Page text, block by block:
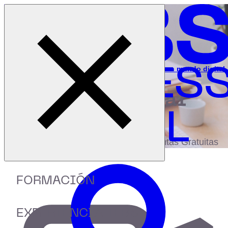
FORMACIÓN
EXPERIENCIA IEBS
Inicio
Recursos
Webinar: Introducción al Patrocinio en un mundo digital
bibliotecadigital
Accede a más de 150 Recursos, Guías,
eBooks,Plantillas, Estudios y Herramientas Gratuitas